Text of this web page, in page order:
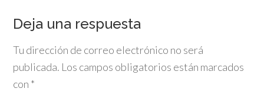
Deja una respuesta
Tu dirección de correo electrónico no será
publicada. Los campos obligatorios están marcados
con *